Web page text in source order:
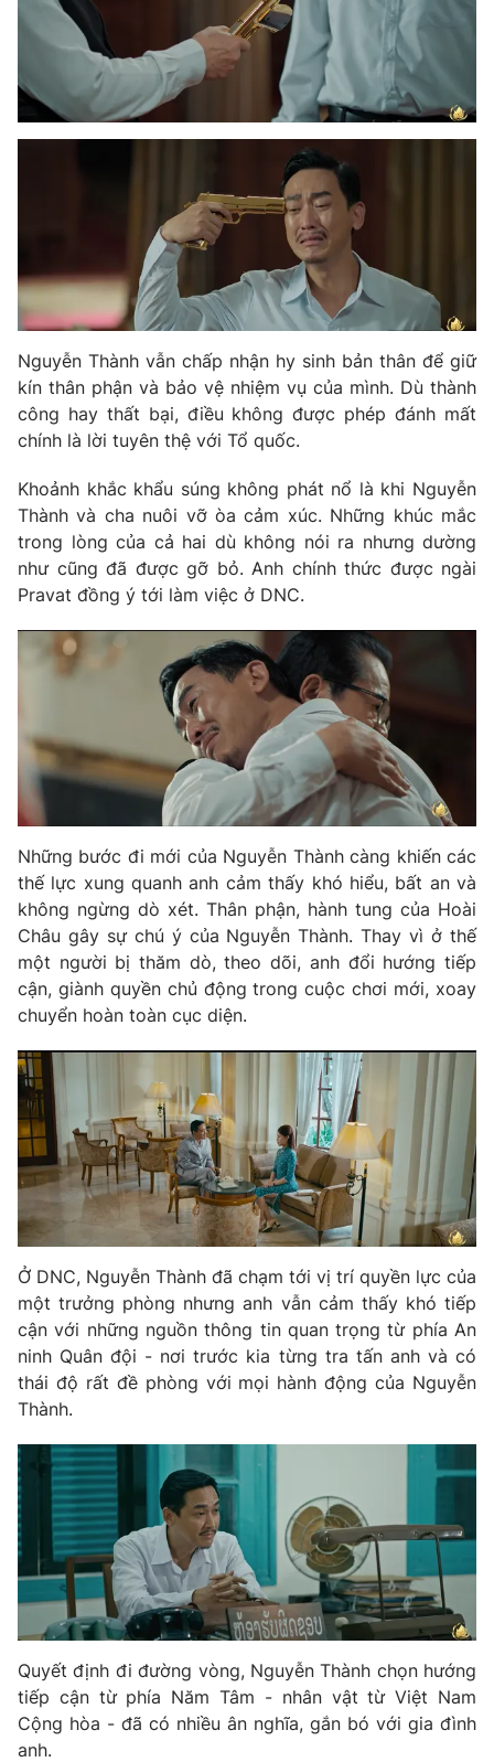
Nguyễn Thành vẫn chấp nhận hy sinh bản thân để giữ
kín thân phận và bảo vệ nhiệm vụ của mình. Dù thành
công hay thất bại, điều không được phép đánh mất
chính là lời tuyên thệ với Tổ quốc.
Khoảnh khắc khẩu súng không phát nổ là khi Nguyễn
Thành và cha nuôi vỡ òa cảm xúc. Những khúc mắc
trong lòng của cả hai dù không nói ra nhưng dường
như cũng đã được gỡ bỏ. Anh chính thức được ngài
Pravat đồng ý tới làm việc ở DNC.
Những bước đi mới của Nguyễn Thành càng khiến các
thế lực xung quanh anh cảm thấy khó hiểu, bất an và
không ngừng dò xét. Thân phận, hành tung của Hoài
Châu gây sự chú ý của Nguyễn Thành. Thay vì ở thế
một người bị thăm dò, theo dõi, anh đổi hướng tiếp
cận, giành quyền chủ động trong cuộc chơi mới, xoay
chuyển hoàn toàn cục diện.
Ở DNC, Nguyễn Thành đã chạm tới vị trí quyền lực của
một trưởng phòng nhưng anh vẫn cảm thấy khó tiếp
cận với những nguồn thông tin quan trọng từ phía An
ninh Quân đội - nơi trước kia từng tra tấn anh và có
thái độ rất đề phòng với mọi hành động của Nguyễn
Thành.
Quyết định đi đường vòng, Nguyễn Thành chọn hướng
tiếp cận từ phía Năm Tâm - nhân vật từ Việt Nam
Cộng hòa - đã có nhiều ân nghĩa, gắn bó với gia đình
anh.